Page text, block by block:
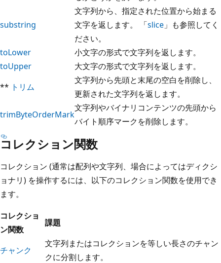
substring
文字列から、指定された位置から始まる
文字を返します。 「slice 」も参照してく
ださい。
toLower
小文字の形式で文字列を返します。
toUpper
大文字の形式で文字列を返します。
** トリム
文字列から先頭と末尾の空白を削除し、
更新された文字列を返します。
trimByteOrderMark
文字列やバイナリコンテンツの先頭から
バイト順序マークを削除します。
コレクション関数
コレクション (通常は配列や文字列、場合によってはディクシ
ョナリ) を操作するには、以下のコレクション関数を使用でき
ます。
コレクショ
ン関数
課題
チャンク
文字列またはコレクションを等しい長さのチャン
クに分割します。